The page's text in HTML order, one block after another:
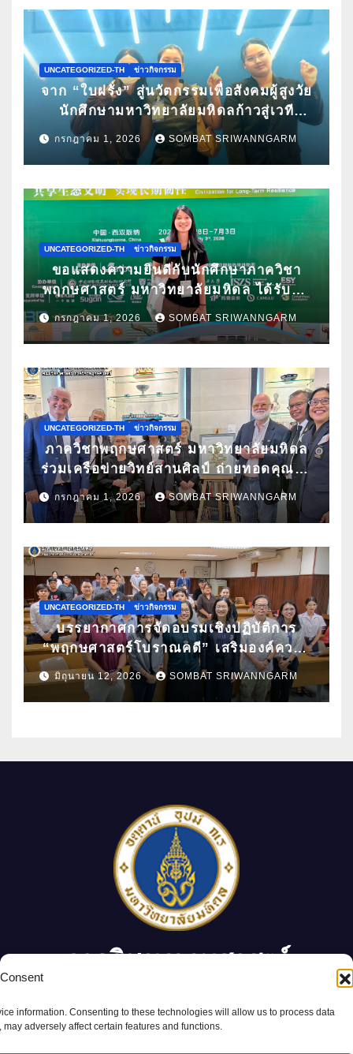
information. Consenting to these technologies will allow us to process data
adversely affect certain features and functions.
UNCATEGORIZED-TH ข่าวกิจกรรม
จาก “ใบฝรั่ง” สู่นวัตกรรมเพื่อสังคมผู้สูงวัย
นักศึกษามหาวิทยาลัยมหิดลก้าวสู่เวที
Pitching ระดับนานาชาติ ในงาน World
Spa & Well-being Congress 2026
กรกฎาคม 1, 2026 SOMBAT SRIWANNGARM
UNCATEGORIZED-TH ข่าวกิจกรรม
ขอแสดงความยินดีกับนักศึกษาภาควิชา
พฤกษศาสตร์ มหาวิทยาลัยมหิดล ได้รับคัด
เลือกนำเสนอผลงานวิจัยในการประชุม
วิชาการนานาชาติ ATBC 2026 พร้อมรับ
ทุนสนับสนุนการเข้าร่วมประชุม
กรกฎาคม 1, 2026 SOMBAT SRIWANNGARM
UNCATEGORIZED-TH ข่าวกิจกรรม
ภาควิชาพฤกษศาสตร์ มหาวิทยาลัยมหิดล
ร่วมเครือข่ายวิทย์สานศิลป์ ถ่ายทอดคุณค่า
กล้วยไม้ไทยผ่านงานศิลปะ ในนิทรรศการ
“กล้วยไม้แห่งสยามนามไซเดนฟาเดน” ณ
สถานเอกอัครราชทูตเดนมาร์กประจำ
ประเทศไทย
กรกฎาคม 1, 2026 SOMBAT SRIWANNGARM
UNCATEGORIZED-TH ข่าวกิจกรรม
บรรยากาศการจัดอบรมเชิงปฏิบัติการ
“พฤกษศาสตร์โบราณคดี” เสริมองค์ความ
รู้ด้านการศึกษาซากพืชโบราณด้วยเทคนิค
ทางวิทยาศาสตร์
มิถุนายน 12, 2026 SOMBAT SRIWANNGARM
ภาควิชาพฤกษศาสตร์
ภาควิชาพฤกษศาสตร์ คณะวิทยาศาสตร์ มหาวิทยาลัยมหิดล